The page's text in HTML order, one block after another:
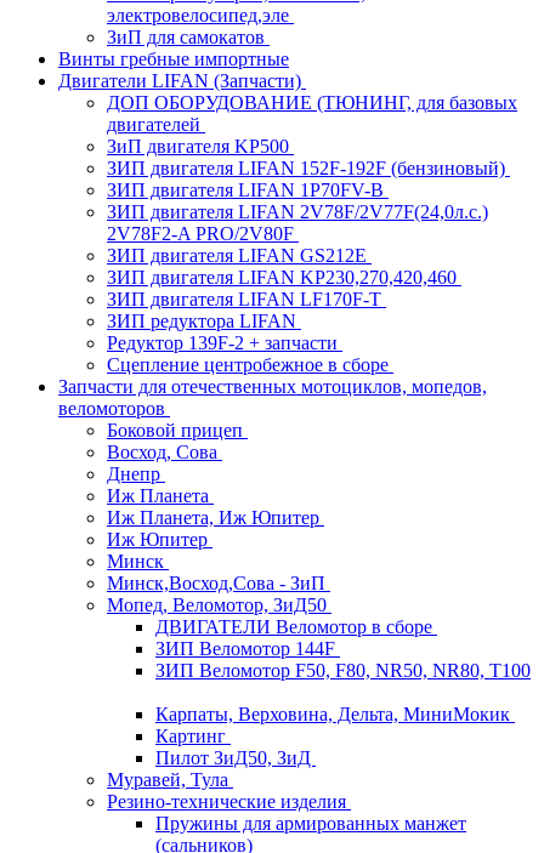
электровелосипед,эле
ЗиП для самокатов
Винты гребные импортные
Двигатели LIFAN (Запчасти)
ДОП ОБОРУДОВАНИЕ (ТЮНИНГ, для базовых
двигателей
ЗиП двигателя KP500
ЗИП двигателя LIFAN 152F-192F (бензиновый)
ЗИП двигателя LIFAN 1P70FV-B
ЗИП двигателя LIFAN 2V78F/2V77F(24,0л.с.)
2V78F2-A PRO/2V80F
ЗИП двигателя LIFAN GS212E
ЗИП двигателя LIFAN KP230,270,420,460
ЗИП двигателя LIFAN LF170F-T
ЗИП редуктора LIFAN
Редуктор 139F-2 + запчасти
Сцепление центробежное в сборе
Запчасти для отечественных мотоциклов, мопедов,
веломоторов
Боковой прицеп
Восход, Сова
Днепр
Иж Планета
Иж Планета, Иж Юпитер
Иж Юпитер
Минск
Минск,Восход,Сова - ЗиП
Мопед, Веломотор, ЗиД50
ДВИГАТЕЛИ Веломотор в сборе
ЗИП Веломотор 144F
ЗИП Веломотор F50, F80, NR50, NR80, T100
Карпаты, Верховина, Дельта, МиниМокик
Картинг
Пилот ЗиД50, ЗиД
Муравей, Тула
Резино-технические изделия
Пружины для армированных манжет
(сальников)